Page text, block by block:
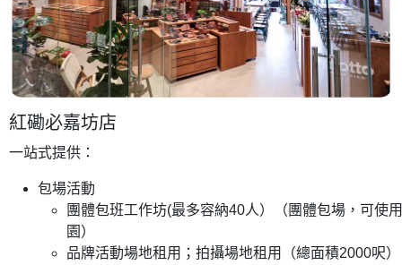
紅磡必嘉坊店
一站式提供：
包場活動
團體包班工作坊(最多容納40人）（團體包場，可使
園）
品牌活動場地租用；拍攝場地租用（總面積2000呎）